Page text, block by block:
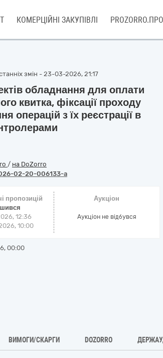
КОМЕРЦІЙНІ ЗАКУПІВЛІ
змін - 23-03-2026, 21:17
обладнання для оплати
квитка, фіксації проходу
операцій з їх реєстрації в
/ на DoZorro
02-20-006133-a
пропозицій
12:36
10:00
Аукціон
Аукціон не відбувся
00:00
ВИМОГИ/СКАРГИ DOZORRO